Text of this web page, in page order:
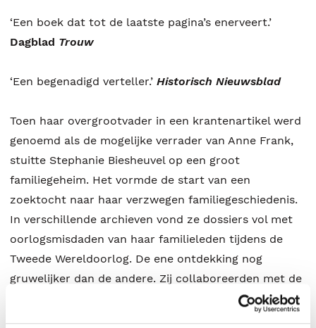
‘Een boek dat tot de laatste pagina’s enerveert.’
Dagblad Trouw
‘Een begenadigd verteller.’ Historisch Nieuwsblad
Toen haar overgrootvader in een krantenartikel werd
genoemd als de mogelijke verrader van Anne Frank,
stuitte Stephanie Biesheuvel op een groot
familiegeheim. Het vormde de start van een
zoektocht naar haar verzwegen familiegeschiedenis.
In verschillende archieven vond ze dossiers vol met
oorlogsmisdaden van haar familieleden tijdens de
Tweede Wereldoorlog. De ene ontdekking nog
gruwelijker dan de andere. Zij collaboreerden met de
nazi’s en maakten zich schuldig aan verraad van